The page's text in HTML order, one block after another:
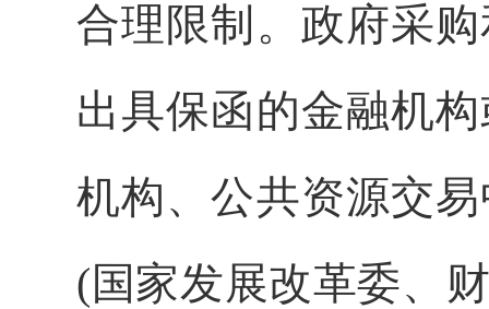
合理限制。政府采
出具保函的金融机
机构、公共资源交
(国家发展改革委、